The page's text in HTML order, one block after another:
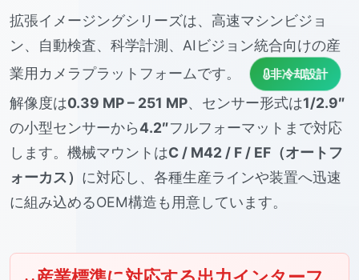
拡張イメージングシリーズは、高速マシンビジョ
ン、自動検査、科学計測、AIビジョン統合向けの産
業用カメラプラットフォームです。
非冷却設計
解像度は0.39 MP – 251 MP、センサー形式は1/2.9″
の小型センサーから4.2″フルフォーマットまで対応
します。機械マウントはC / M42 / F / EF（オートフ
ォーカス） に対応し、各種生産ラインや装置へ迅速
に組み込めるOEM構造も用意しています。